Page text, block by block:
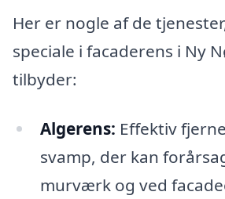
Her er nogle af de
speciale i facaderens i Ny
tilbyder:
Algerens: Effektiv
svamp, der kan
murværk og ved